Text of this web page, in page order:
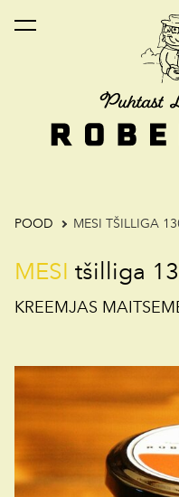
lisati ostukorvi.
POOD MESI TŠILLIGA
MESI tšilliga
KREEMJAS